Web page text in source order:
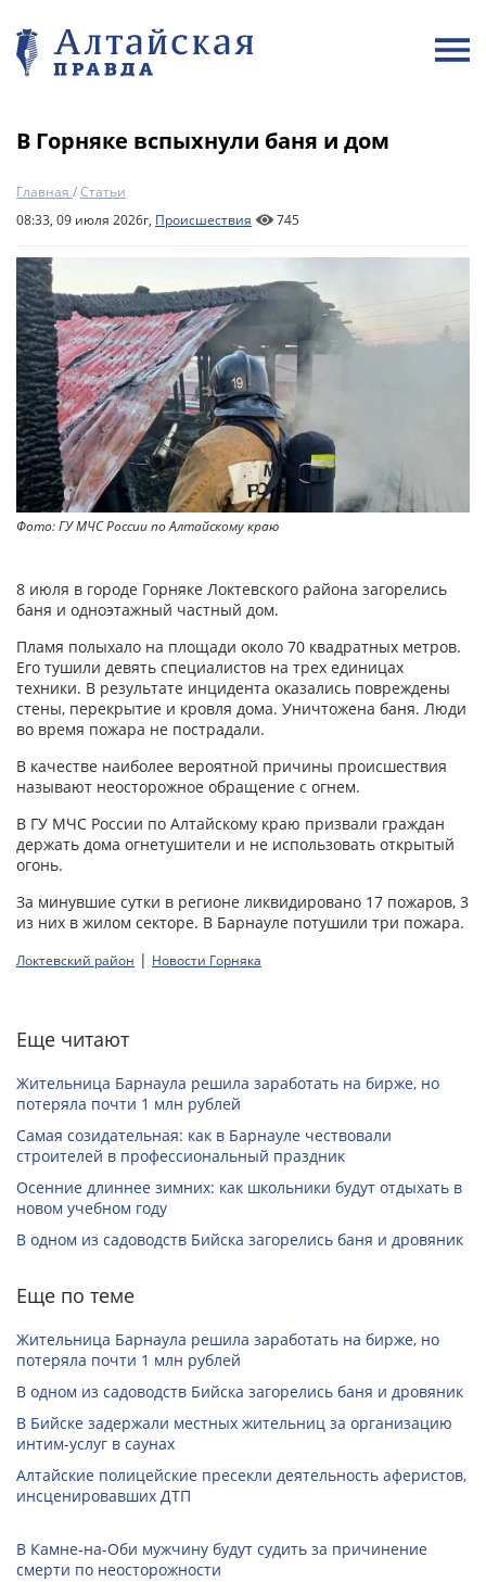
В Горняке вспыхнули баня и дом
Главная /Статьи
08:33, 09 июля 2026г, Происшествия 745
Фото: ГУ МЧС России по Алтайскому краю
8 июля в городе Горняке Локтевского района загорелись
баня и одноэтажный частный дом.
Пламя полыхало на площади около 70 квадратных метров.
Его тушили девять специалистов на трех единицах
техники. В результате инцидента оказались повреждены
стены, перекрытие и кровля дома. Уничтожена баня. Люди
во время пожара не пострадали.
В качестве наиболее вероятной причины происшествия
называют неосторожное обращение с огнем.
В ГУ МЧС России по Алтайскому краю призвали граждан
держать дома огнетушители и не использовать открытый
огонь.
За минувшие сутки в регионе ликвидировано 17 пожаров, 3
из них в жилом секторе. В Барнауле потушили три пожара.
Локтевский район | Новости Горняка
Еще читают
Жительница Барнаула решила заработать на бирже, но
потеряла почти 1 млн рублей
Самая созидательная: как в Барнауле чествовали
строителей в профессиональный праздник
Осенние длиннее зимних: как школьники будут отдыхать в
новом учебном году
В одном из садоводств Бийска загорелись баня и дровяник
Еще по теме
Жительница Барнаула решила заработать на бирже, но
потеряла почти 1 млн рублей
В одном из садоводств Бийска загорелись баня и дровяник
В Бийске задержали местных жительниц за организацию
интим-услуг в саунах
Алтайские полицейские пресекли деятельность аферистов,
инсценировавших ДТП
В Камне-на-Оби мужчину будут судить за причинение
смерти по неосторожности